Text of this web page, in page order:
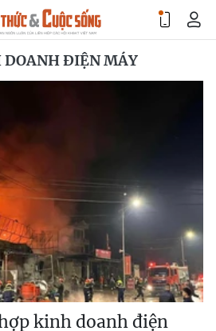
DOANH ĐIỆN MÁY
kinh doanh điện